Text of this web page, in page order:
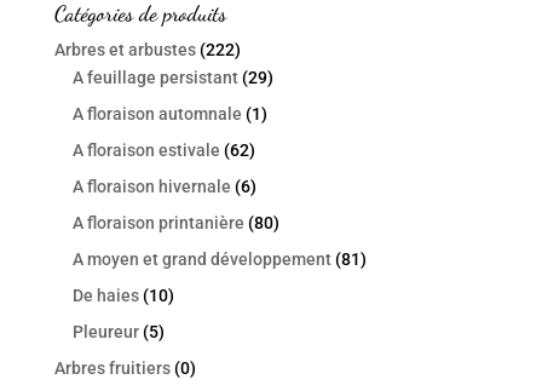
Catégories de produits
Arbres et arbustes (222)
A feuillage persistant (29)
A floraison automnale (1)
A floraison estivale (62)
A floraison hivernale (6)
A floraison printanière (80)
A moyen et grand développement (81)
De haies (10)
Pleureur (5)
Arbres fruitiers (0)